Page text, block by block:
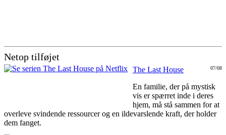
Netop tilføjet
07/08
The Last House
En familie, der på mystisk
vis er spærret inde i deres
hjem, må stå sammen for at
overleve svindende ressourcer og en ildevarslende kraft, der holder
dem fanget.